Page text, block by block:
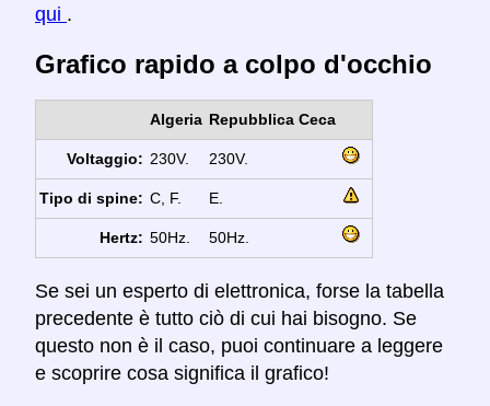
qui .
Grafico rapido a colpo d'occhio
Algeria Repubblica Ceca
Voltaggio: 230V. 230V.
Tipo di spine: C, F. E.
Hertz: 50Hz. 50Hz.
Se sei un esperto di elettronica, forse la tabella
precedente è tutto ciò di cui hai bisogno. Se
questo non è il caso, puoi continuare a leggere
e scoprire cosa significa il grafico!